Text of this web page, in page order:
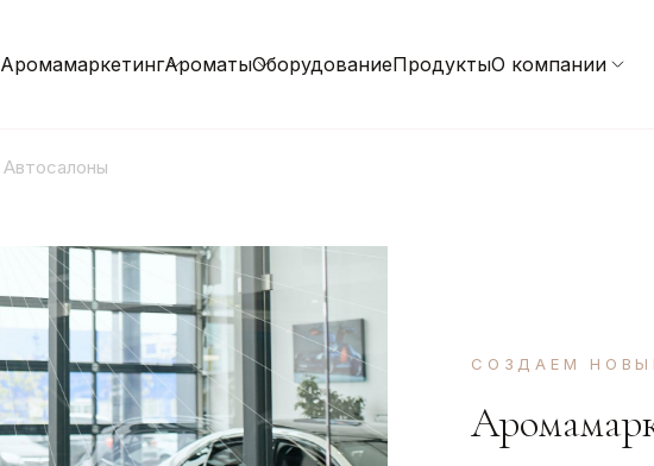
АромамаркетингАроматыОборудованиеПродуктыО компании
Автосалоны
СОЗДАЕМ